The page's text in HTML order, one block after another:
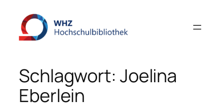
Inhalt
springen
Schlagwort: Joelina
Eberlein